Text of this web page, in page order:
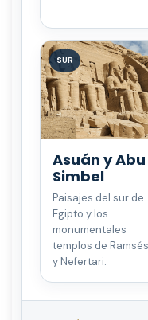
SUR
Asuán y Abu
Simbel
Paisajes del sur de
Egipto y los
monumentales
templos de
y Nefertari.